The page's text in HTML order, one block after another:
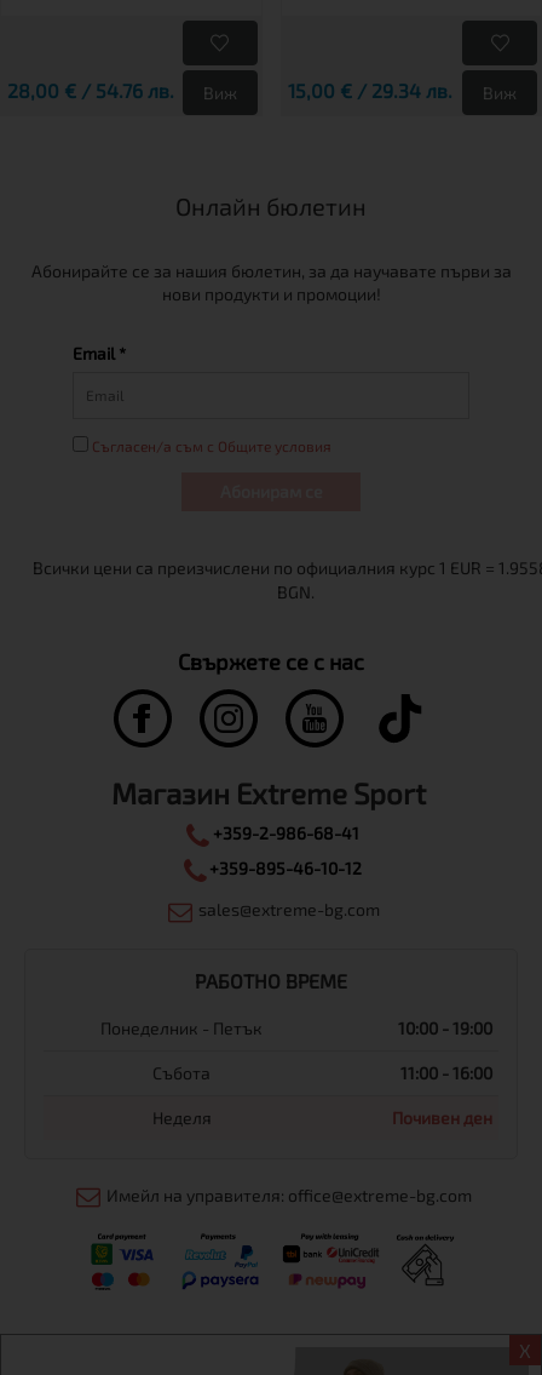
X
28,00 € / 54.76 лв. Виж 15,00 € / 29.34 лв. Виж
Онлайн бюлетин
Абонирайте се за нашия бюлетин, за да научавате първи за
нови продукти и промоции!
Email *
Съгласен/а съм с Общите условия
Свържете се с нас
Магазин Extreme Sport
+359-2-986-68-41
+359-895-46-10-12
sales@extreme-bg.com
РАБОТНО ВРЕМЕ
Понеделник - Петък 10:00 - 19:00
Събота 11:00 - 16:00
Неделя Почивен ден
Имейл на управителя: office@extreme-bg.com